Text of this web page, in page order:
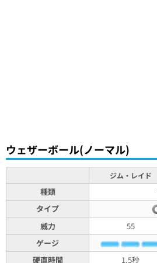
ウェザーボール(ノーマル)
ジム・レイド
種類
タイプ
威力
55
ゲージ
硬直時間
1.5秒